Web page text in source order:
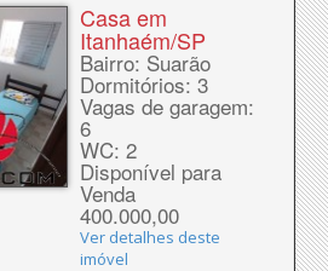
Casa em
Itanhaém/SP
Bairro: Suarão
Dormitórios: 3
Vagas de garagem:
6
WC: 2
Disponível para
Venda
400.000,00
Ver detalhes deste
imóvel